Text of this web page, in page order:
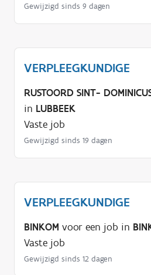
Gewijzigd sinds 9 dagen
VERPLEEGKUNDIGE
RUSTOORD SINT-
in LUBBEEK
Vaste job
Gewijzigd sinds 19 dagen
VERPLEEGKUNDIGE
BINKOM voor een job in
Vaste job
Gewijzigd sinds 12 dagen